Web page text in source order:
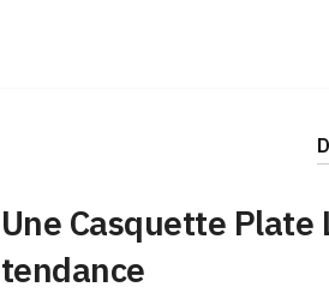
Une Casquette
tendance